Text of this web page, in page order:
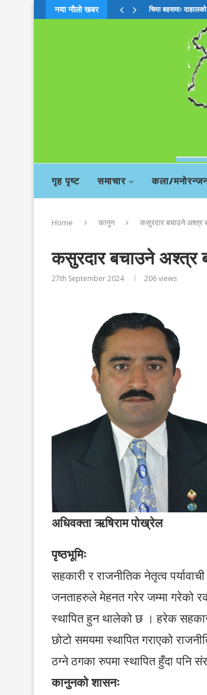
नया नौलो खबर चिया बहसमाः
गृह पृष्ट समाचार कला/
Home कानुन कसुरदार बचाउने अश्त्र
कसुरदार बचाउने अश्त्र
27th September 2024 206views
अधिवक्ता ऋषिराम पोख्रेल
पृष्ठभूमिः
सहकारी र राजनीतिक नेतृत्व
जनताहरुले मेहनत गरेर जम्मा गरेको
स्थापित हुन थालेको छ । हरेक
छोटो समयमा स्थापित गराएको
ठग्ने ठगका रुपमा स्थापित हुँदा पनि
कानुनको शासनः